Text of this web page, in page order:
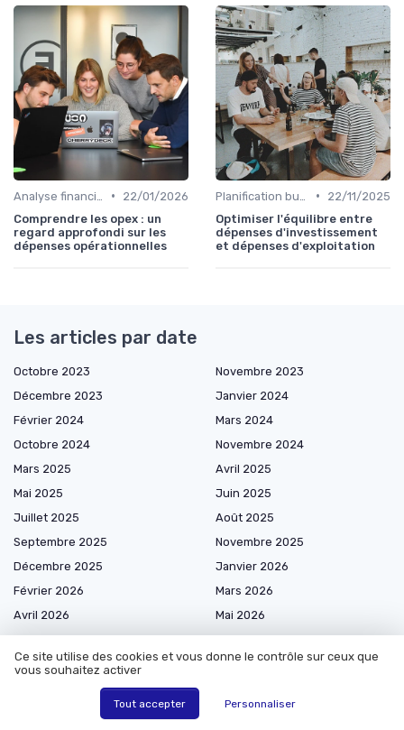
•
22/01/2026
Comprendre les opex : un
regard approfondi sur les
dépenses opérationnelles
•
22/11/2025
Optimiser l'équilibre entre
dépenses d'investissement
et dépenses d'exploitation
Les articles par date
Octobre 2023
Novembre 2023
Décembre 2023
Janvier 2024
Février 2024
Mars 2024
Octobre 2024
Novembre 2024
Mars 2025
Avril 2025
Mai 2025
Juin 2025
Juillet 2025
Août 2025
Septembre 2025
Novembre 2025
Décembre 2025
Janvier 2026
Février 2026
Mars 2026
Avril 2026
Mai 2026
Juin 2026
Juillet 2026
Août 2026
Ce site utilise des cookies et vous donne le contrôle sur ceux que
vous souhaitez activer
Tout accepter Personnaliser